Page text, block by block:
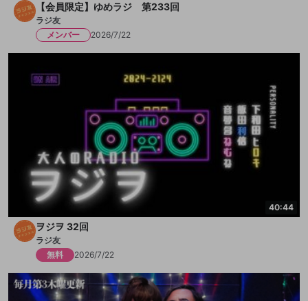
【会員限定】ゆめラジ 第233回
ラジ友
メンバー
2026/7/22
40:44
ヲジヲ 32回
ラジ友
無料
2026/7/22